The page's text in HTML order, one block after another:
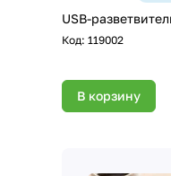
USB-
Код: 119002
В корзину